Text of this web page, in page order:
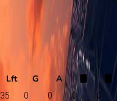
Lft G A
35 0 0 0
0